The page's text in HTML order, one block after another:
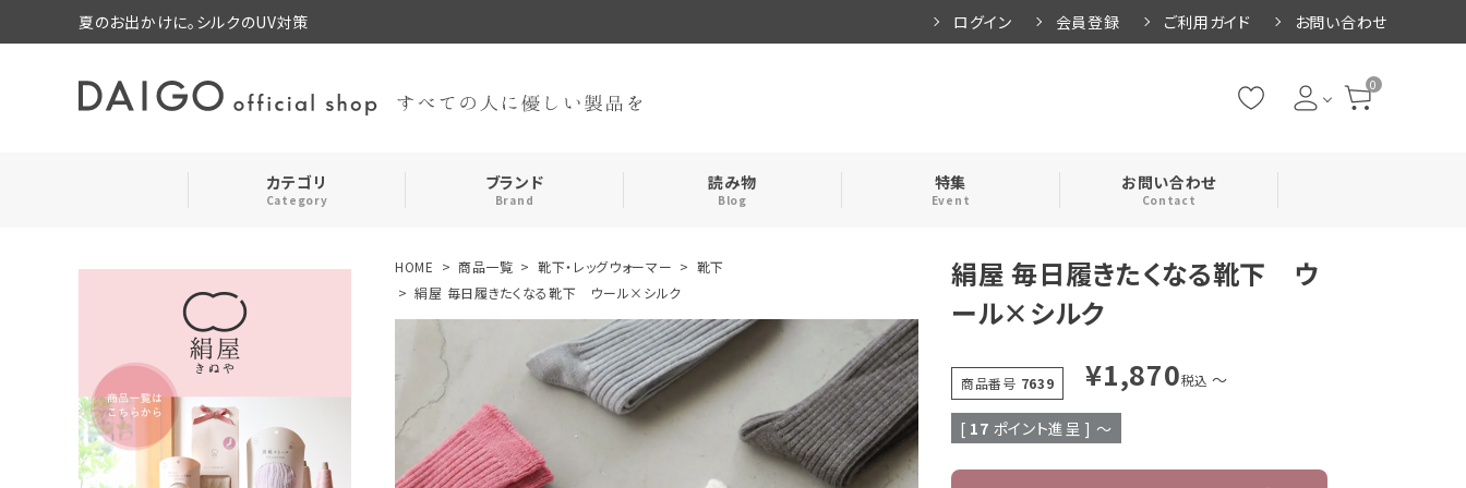
夏のお出かけに。シルクのUV対策 ログイン 会員登録 ご利用ガイド お問い合わせ
0
カテゴリ
Category
靴下・レッグウォーマー 手袋・アームカバー インナー・腹巻
おやすみアイテム ストール・ネックカバー
コスメ・その他 メンズ キッズ
ブランド
Brand
読み物
Blog
特集
Event
お問い合わせ
Contact
search
お気に入り
HOME 商品一覧 靴下・レッグウォーマー
靴下
絹屋 毎日履きたくなる靴下 ウール×シルク
絹屋 毎日履きたくなる靴下 ウ
ール×シルク
商品番号 7639 ¥1,870税込 〜
[ 17 ポイント進呈 ] 〜